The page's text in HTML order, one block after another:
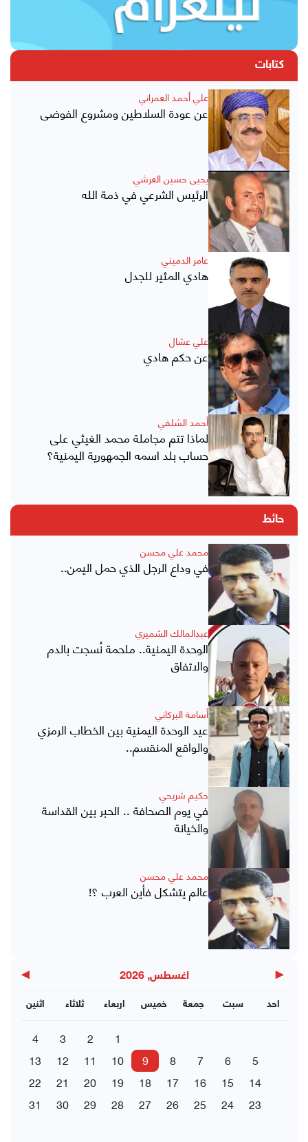
كتابات
علي أحمد العمراني
عن عودة السلاطين ومشروع الفوضى
يحيى حسين العرشي
الرئيس الشرعي في ذمة الله
عامر الدميني
هادي المثير للجدل
علي عشال
عن حكم هادي
أحمد الشلفي
لماذا تتم مجاملة محمد الغيثي على
حساب بلد اسمه الجمهورية اليمنية؟
حائط
محمد علي محسن
في وداع الرجل الذي حمل اليمن..
عبدالمالك الشميري
الوحدة اليمنية.. ملحمة نُسجت بالدم
والاتفاق
أسامة البركاني
عيد الوحدة اليمنية بين الخطاب الرمزي
والواقع المنقسم..
حكيم شريحي
في يوم الصحافة .. الحبر بين القداسة
والخيانة
محمد علي محسن
عالم يتشكل فأين العرب ؟!
◀ اغسطس, 2026 ▶
اثنين ثلاثاء اربعاء خميس جمعة سبت احد
1
2
3
4
5
6
7
8
9
10
11
12
13
14
15
16
17
18
19
20
21
22
23
24
25
26
27
28
29
30
31